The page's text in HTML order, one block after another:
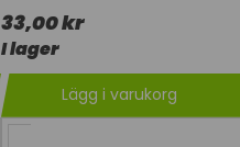
33,00 kr
I lager
Lägg i varukorg